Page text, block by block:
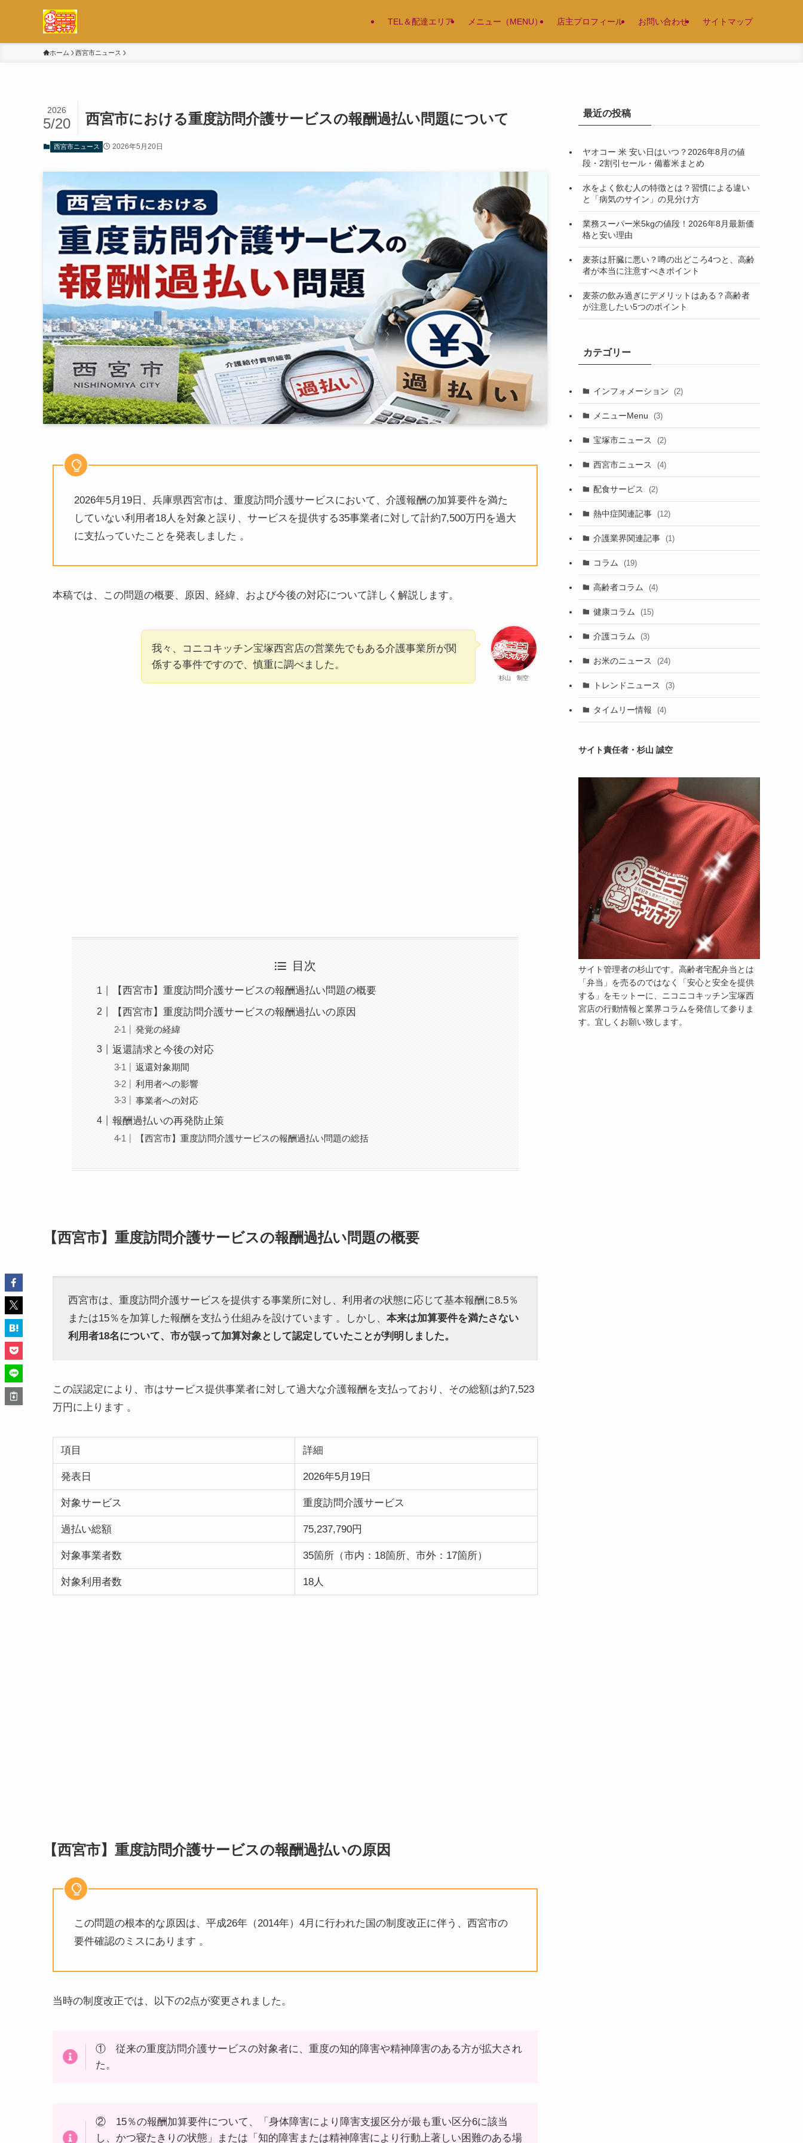
TEL＆配達エリア メニュー（MENU） 店主プロフィール お問い合わせ サイトマップ
ホーム 西宮市ニュース
西宮市における重度訪問介護サービスの報酬過払い問題について
2026
5/20
西宮市ニュース 2026年5月20日
2026年5月19日、兵庫県西宮市は、重度訪問介護サービスにおいて、介護報酬の加算要件を満た
していない利用者18人を対象と誤り、サービスを提供する35事業者に対して計約7,500万円を過大
に支払っていたことを発表しました 。
本稿では、この問題の概要、原因、経緯、および今後の対応について詳しく解説します。
杉山 制空
我々、コニコキッチン宝塚西宮店の営業先でもある介護事業所が関
係する事件ですので、慎重に調べました。
目次
【西宮市】重度訪問介護サービスの報酬過払い問題の概要
【西宮市】重度訪問介護サービスの報酬過払いの原因
発覚の経緯
返還請求と今後の対応
返還対象期間
利用者への影響
事業者への対応
報酬過払いの再発防止策
【西宮市】重度訪問介護サービスの報酬過払い問題の総括
【西宮市】重度訪問介護サービスの報酬過払い問題の概要
西宮市は、重度訪問介護サービスを提供する事業所に対し、利用者の状態に応じて基本報酬に8.5％
または15％を加算した報酬を支払う仕組みを設けています 。しかし、 本来は加算要件を満たさない
利用者18名について、市が誤って加算対象として認定していたことが判明しました。
この誤認定により、市はサービス提供事業者に対して過大な介護報酬を支払っており、その総額は約7,523
万円に上ります 。
項目 詳細
発表日 2026年5月19日
対象サービス 重度訪問介護サービス
過払い総額 75,237,790円
対象事業者数 35箇所（市内：18箇所、市外：17箇所）
対象利用者数 18人
【西宮市】重度訪問介護サービスの報酬過払いの原因
この問題の根本的な原因は、平成26年（2014年）4月に行われた国の制度改正に伴う、西宮市の
要件確認のミスにあります 。
当時の制度改正では、以下の2点が変更されました。
① 従来の重度訪問介護サービスの対象者に、重度の知的障害や精神障害のある方が拡大され
た。
② 15％の報酬加算要件について、「身体障害により障害支援区分が最も重い区分6に該当
し、かつ寝たきりの状態」または「知的障害または精神障害により行動上著しい困難のある場
最近の投稿
ヤオコー 米 安い日はいつ？2026年8月の値
段・2割引セール・備蓄米まとめ
水をよく飲む人の特徴とは？習慣による違い
と「病気のサイン」の見分け方
業務スーパー米5kgの値段！2026年8月最新価
格と安い理由
麦茶は肝臓に悪い？噂の出どころ4つと、高齢
者が本当に注意すべきポイント
麦茶の飲み過ぎにデメリットはある？高齢者
が注意したい5つのポイント
カテゴリー
インフォメーション (2)
メニューMenu (3)
宝塚市ニュース (2)
西宮市ニュース (4)
配食サービス (2)
熱中症関連記事 (12)
介護業界関連記事 (1)
コラム (19)
高齢者コラム (4)
健康コラム (15)
介護コラム (3)
お米のニュース (24)
トレンドニュース (3)
タイムリー情報 (4)
サイト責任者・杉山 誠空
サイト管理者の杉山です。高齢者宅配弁当とは
「弁当」を売るのではなく「安心と安全を提供
する」をモットーに、ニコニコキッチン宝塚西
宮店の行動情報と業界コラムを発信して参りま
す。宜しくお願い致します。